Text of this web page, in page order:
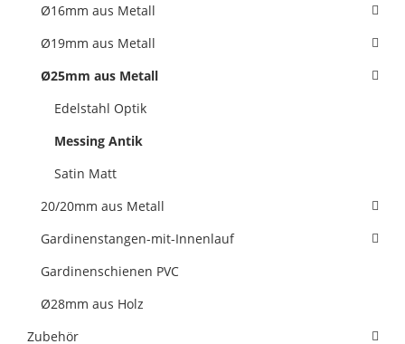
Ø16mm aus Metall
Ø19mm aus Metall
Ø25mm aus Metall
Edelstahl Optik
Messing Antik
Satin Matt
20/20mm aus Metall
Gardinenstangen-mit-Innenlauf
Gardinenschienen PVC
Ø28mm aus Holz
Zubehör